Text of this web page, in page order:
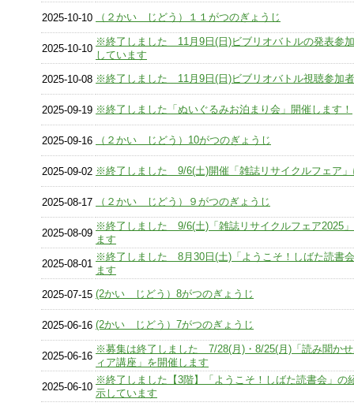
2025-10-10 （２かい じどう）１１がつのぎょうじ
2025-10-10
※終了しました 11月9日(日)ビブリオバトルの発表参
しています
2025-10-08 ※終了しました 11月9日(日)ビブリオバトル視聴参加
2025-09-19 ※終了しました「ぬいぐるみお泊まり会」開催します！
2025-09-16 （２かい じどう）10がつのぎょうじ
2025-09-02 ※終了しました 9/6(土)開催「雑誌リサイクルフェア」
2025-08-17 （２かい じどう）９がつのぎょうじ
2025-08-09
※終了しました 9/6(土)「雑誌リサイクルフェア2025
ます
2025-08-01
※終了しました 8月30日(土)「ようこそ！しばた読書
ます
2025-07-15 (2かい じどう）8がつのぎょうじ
2025-06-16 (2かい じどう）7がつのぎょうじ
2025-06-16
※募集は終了しました 7/28(月)・8/25(月)「読み聞か
ィア講座」を開催します
2025-06-10
※終了しました【3階】「ようこそ！しばた読書会」の
示しています